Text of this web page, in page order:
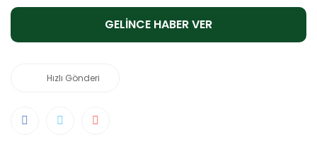
GELİNCE HABER VER
Hızlı Gönderi